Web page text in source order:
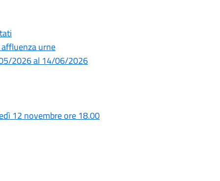
urne
2026 al 14/06/2026
12 novembre ore 18.00